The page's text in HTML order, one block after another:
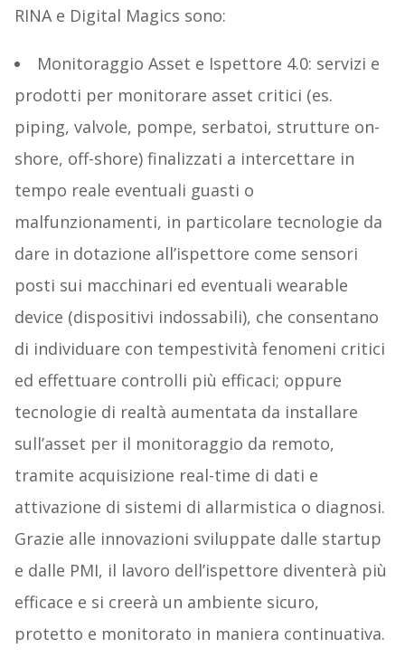
RINA e Digital Magics sono:
Monitoraggio Asset e Ispettore 4.0: servizi e
prodotti per monitorare asset critici (es.
piping, valvole, pompe, serbatoi, strutture on-
shore, off-shore) finalizzati a intercettare in
tempo reale eventuali guasti o
malfunzionamenti, in particolare tecnologie da
dare in dotazione all’ispettore come sensori
posti sui macchinari ed eventuali wearable
device (dispositivi indossabili), che consentano
di individuare con tempestività fenomeni critici
ed effettuare controlli più efficaci; oppure
tecnologie di realtà aumentata da installare
sull’asset per il monitoraggio da remoto,
tramite acquisizione real-time di dati e
attivazione di sistemi di allarmistica o diagnosi.
Grazie alle innovazioni sviluppate dalle startup
e dalle PMI, il lavoro dell’ispettore diventerà più
efficace e si creerà un ambiente sicuro,
protetto e monitorato in maniera continuativa.